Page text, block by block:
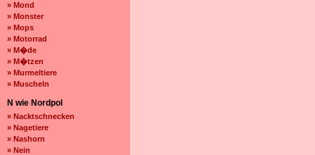
» Mond
» Monster
» Mops
» Motorrad
» M�de
» M�tzen
» Murmeltiere
» Muscheln
N wie Nordpol
» Nacktschnecken
» Nagetiere
» Nashorn
» Nein